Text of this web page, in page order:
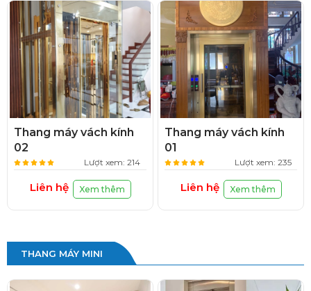
Thang máy vách kính
02
Lượt xem: 214
Liên hệ Xem thêm
Thang máy vách kính
01
Lượt xem: 235
Liên hệ Xem thêm
THANG MÁY MINI